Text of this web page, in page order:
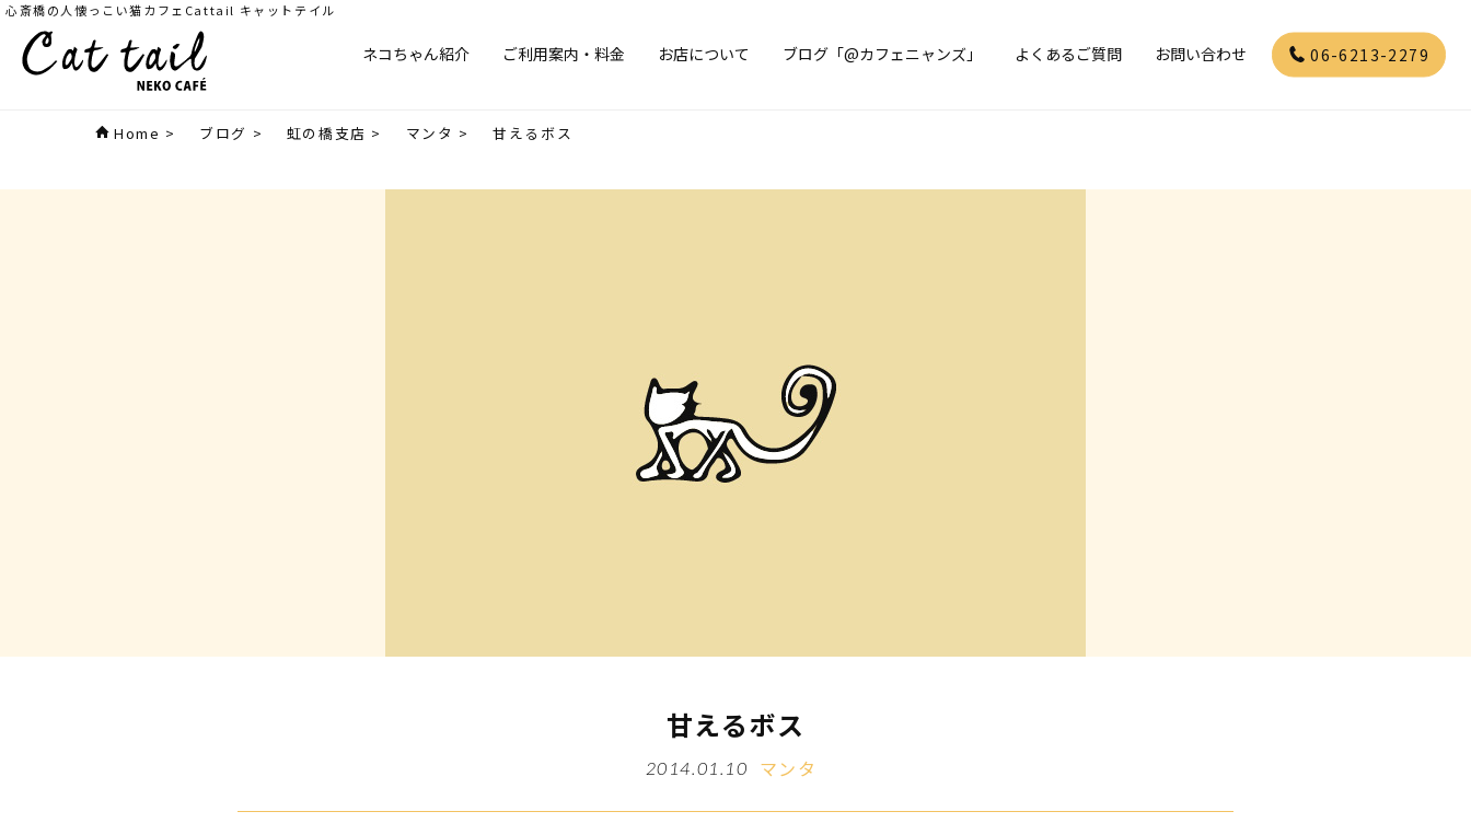
心斎橋の人懐っこい猫カフェCattail キャットテイル
ネコちゃん紹介 ご利用案内・料金 お店について ブログ「@カフェニャンズ」 よくあるご質問 お問い合わせ 06-6213-2279
Home > ブログ > 虹の橋支店 > マンタ > 甘えるボス
甘えるボス
2014.01.10 マンタ